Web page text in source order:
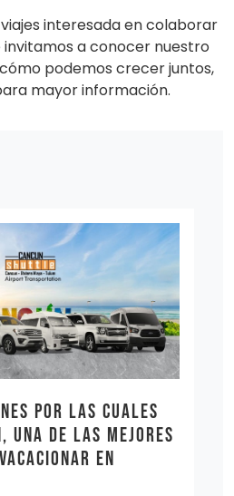
interesada en colaborar
a conocer nuestro
podemos crecer juntos,
mayor información.
por las cuales
una de las mejores
en